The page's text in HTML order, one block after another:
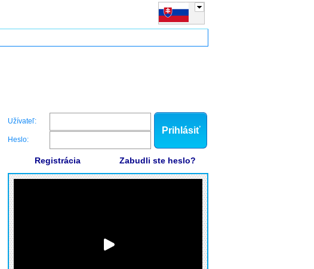
Užívateľ:
Heslo:
Prihlásiť
Registrácia Zabudli ste heslo?